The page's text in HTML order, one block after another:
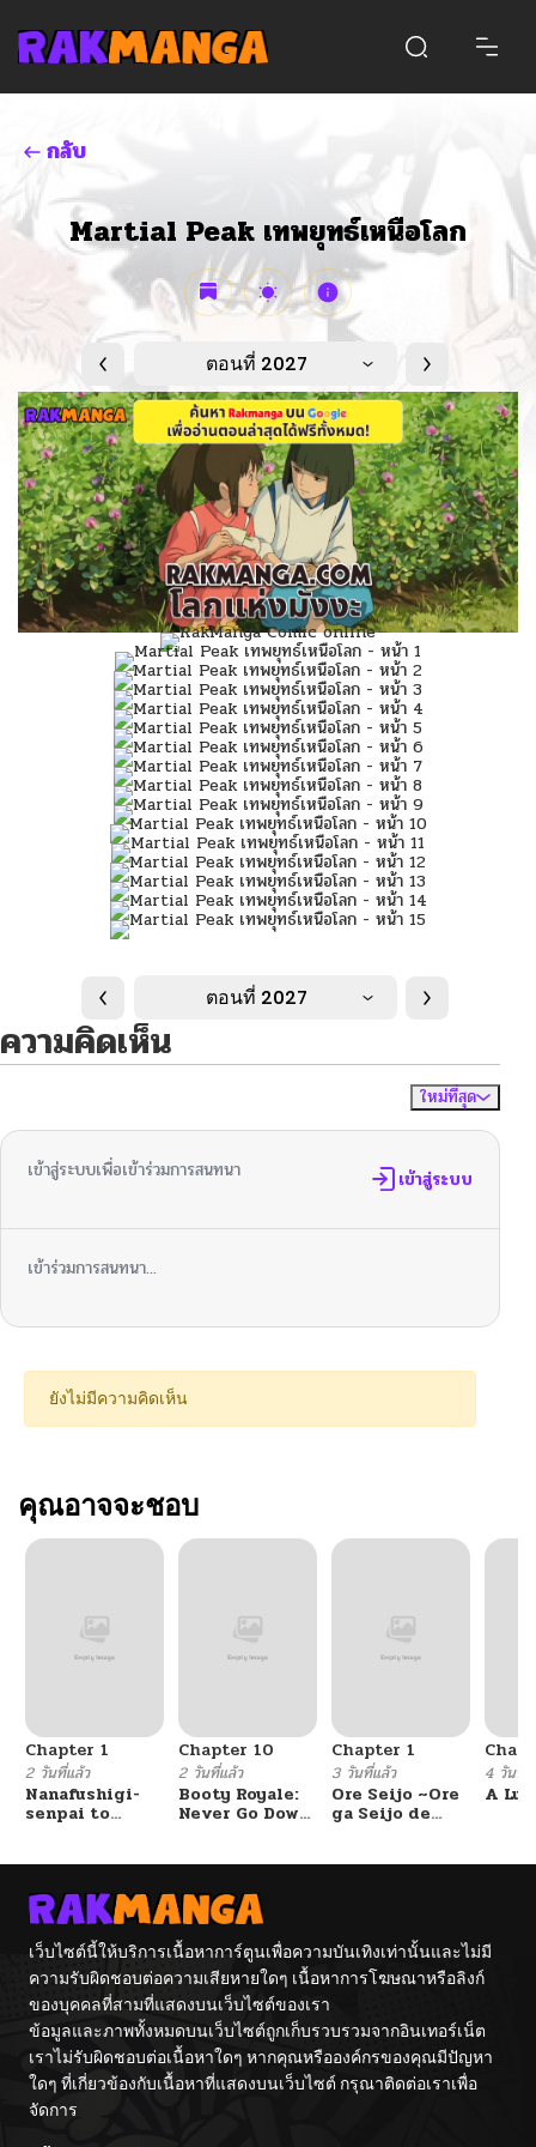
กลับ
Martial Peak เทพยุทธ์เหนือโลก
ตอนที่ 2027
ตอนที่ 2027
ความคิดเห็น
ใหม่ที่สุด
เข้าสู่ระบบเพื่อเข้าร่วมการสนทนา เข้าสู่ระบบ
เข้าร่วมการสนทนา...
ยังไม่มีความคิดเห็น
คุณอาจจะชอบ
Chapter 1
2 วันที่แล้ว
Nanafushigi-
senpai to
Chapter 10
2 วันที่แล้ว
Booty Royale:
Never Go Down
Chapter 1
3 วันที่แล้ว
Ore Seijo ~Ore
ga Seijo de
Tag Otome
4 วันที่
A
เว็บไซต์นี้ให้บริการเนื้อหาการ์ตูนเพื่อความบันเทิงเท่านั้นและไม่มี
ความรับผิดชอบต่อความเสียหายใดๆ เนื้อหาการโฆษณาหรือลิงก์
ของบุคคลที่สามที่แสดงบนเว็บไซต์ของเรา
ข้อมูลและภาพทั้งหมดบนเว็บไซต์ถูกเก็บรวบรวมจากอินเทอร์เน็ต
เราไม่รับผิดชอบต่อเนื้อหาใดๆ หากคุณหรือองค์กรของคุณมีปัญหา
ใดๆ ที่เกี่ยวข้องกับเนื้อหาที่แสดงบนเว็บไซต์ กรุณาติดต่อเราเพื่อ
จัดการ